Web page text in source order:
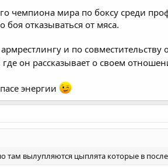
чемпиона мира по боксу среди
отказываться от мяса.
и по
он рассказывает о своем
энергии
там вылупляются цыплята которые в